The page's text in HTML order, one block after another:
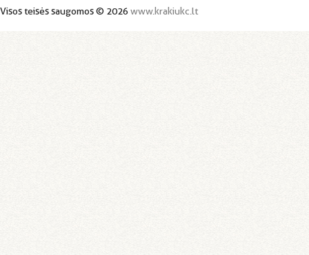
Visos teisės saugomos © 2026 www.krakiukc.lt